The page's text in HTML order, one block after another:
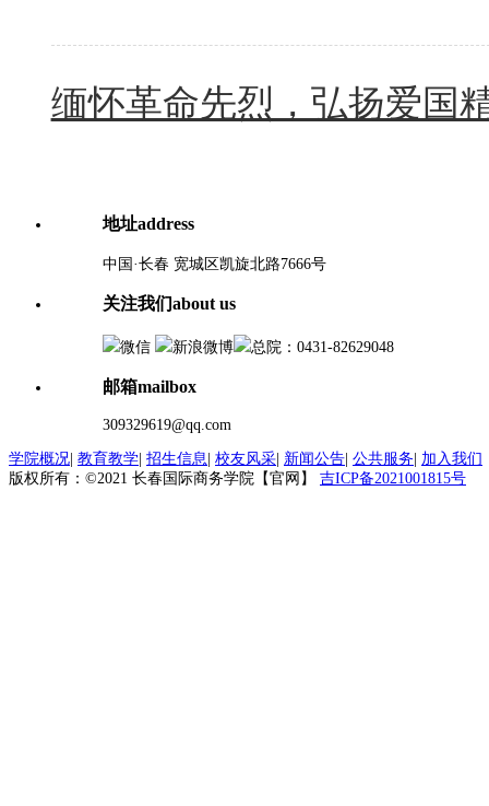
缅怀革命先烈，弘扬爱国
地址address
中国·长春 宽城区凯旋北路7666号
关注我们about us
微信 新浪微博 总院：0431-82629048
邮箱mailbox
309329619@qq.com
学院概况 教育教学 招生信息 校友风采 新闻公告 公共服务 加入我们
版权所有：©2021 长春国际商务学院【官网】 吉ICP备2021001815号